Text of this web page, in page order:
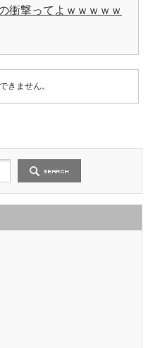
衝撃ってよｗｗｗｗｗ
きません。